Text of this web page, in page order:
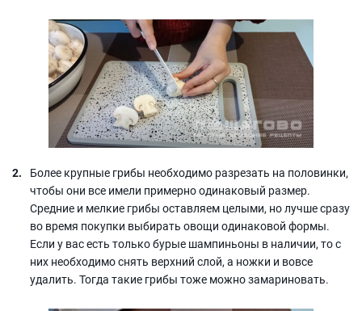
Более крупные грибы необходимо разрезать на половинки,
чтобы они все имели примерно одинаковый размер.
Средние и мелкие грибы оставляем целыми, но лучше сразу
во время покупки выбирать овощи одинаковой формы.
Если у вас есть только бурые шампиньоны в наличии, то с
них необходимо снять верхний слой, а ножки и вовсе
удалить. Тогда такие грибы тоже можно замариновать.